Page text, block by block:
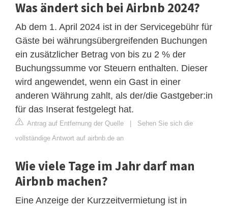
Was ändert sich bei Airbnb 2024?
Ab dem 1. April 2024 ist in der Servicegebühr für
Gäste bei währungsübergreifenden Buchungen
ein zusätzlicher Betrag von bis zu 2 % der
Buchungssumme vor Steuern enthalten. Dieser
wird angewendet, wenn ein Gast in einer
anderen Währung zahlt, als der/die Gastgeber:in
für das Inserat festgelegt hat.
Antrag auf Entfernung der Quelle | Sehen Sie sich die
vollständige Antwort auf airbnb.de an
Wie viele Tage im Jahr darf man
Airbnb machen?
Eine Anzeige der Kurzzeitvermietung ist in